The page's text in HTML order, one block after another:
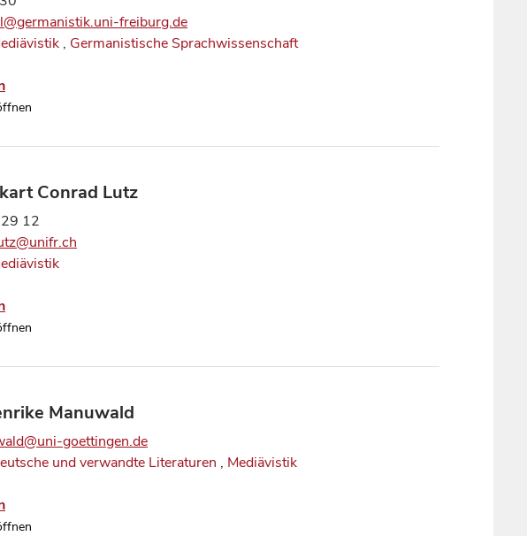
freiburg.de
, Germanistische Sprachwissenschaft
Conrad Lutz
12
Manuwald
goettingen.de
und verwandte Literaturen , Mediävistik